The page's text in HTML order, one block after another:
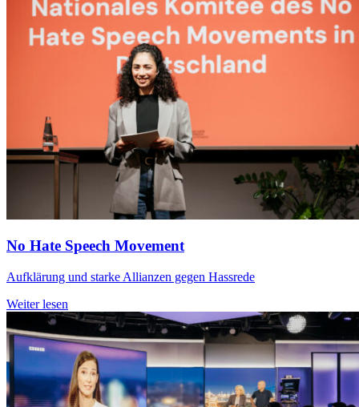
No Hate Speech Movement
Aufklärung und starke Allianzen gegen Hassrede
Weiter lesen